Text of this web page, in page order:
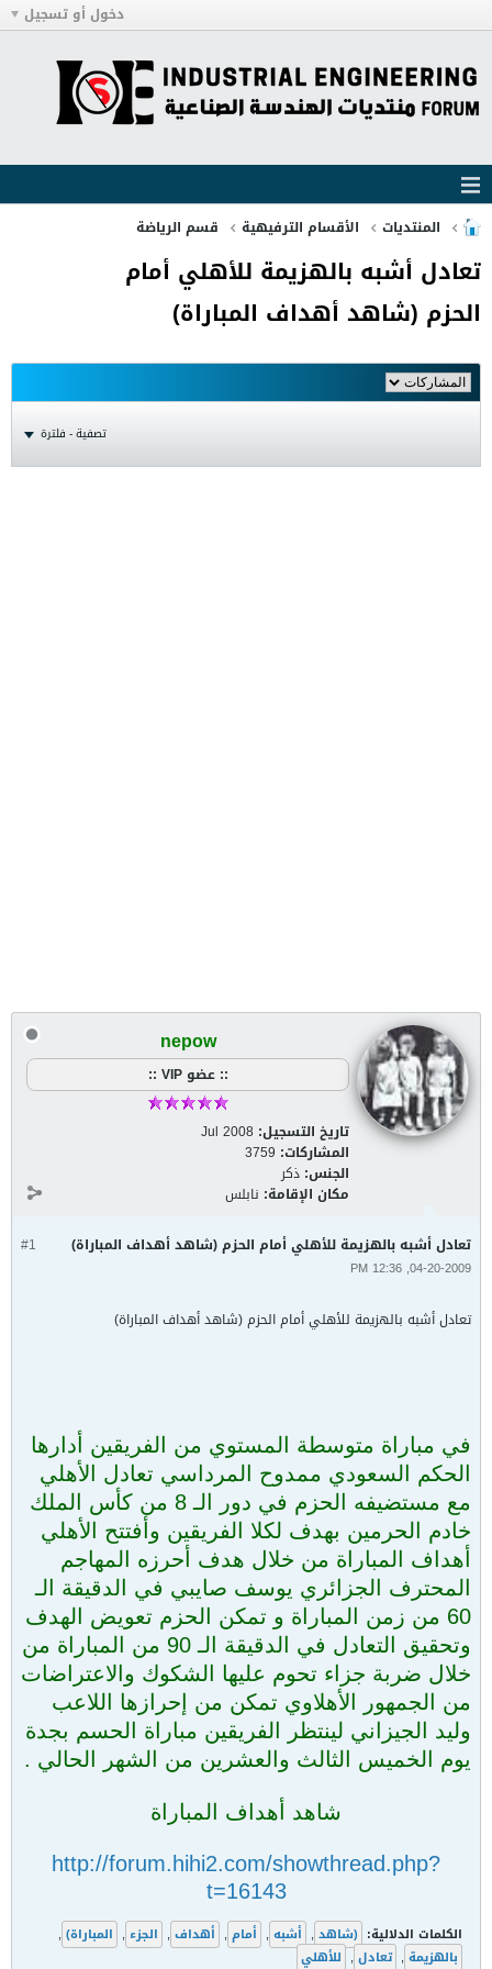
دخول أو تسجيل
المنتديات الأقسام الترفيهية قسم الرياضة
تعادل أشبه بالهزيمة للأهلي أمام
الحزم (شاهد أهداف المباراة)
تصفية - فلترة
nepow
:: عضو VIP ::
تاريخ التسجيل: Jul 2008
المشاركات: 3759
الجنس: ذكر
مكان الإقامة: نابلس
#1 تعادل أشبه بالهزيمة للأهلي أمام الحزم (شاهد أهداف المباراة)
04-20-2009, 12:36 PM
تعادل أشبه بالهزيمة للأهلي أمام الحزم (شاهد أهداف المباراة)
في مباراة متوسطة المستوي من الفريقين أدارها
الحكم السعودي ممدوح المرداسي تعادل الأهلي
مع مستضيفه الحزم في دور الـ 8 من كأس الملك
خادم الحرمين بهدف لكلا الفريقين وأفتتح الأهلي
أهداف المباراة من خلال هدف أحرزه المهاجم
المحترف الجزائري يوسف صايبي في الدقيقة الـ
60 من زمن المباراة و تمكن الحزم تعويض الهدف
وتحقيق التعادل في الدقيقة الـ 90 من المباراة من
خلال ضربة جزاء تحوم عليها الشكوك والاعتراضات
من الجمهور الأهلاوي تمكن من إحرازها اللاعب
وليد الجيزاني لينتظر الفريقين مباراة الحسم بجدة
يوم الخميس الثالث والعشرين من الشهر الحالي .
شاهد أهداف المباراة
http://forum.hihi2.com/showthread.php?
t=16143
الكلمات الدلالية: (شاهد , أشبه , أمام , أهداف , الجزء , المباراة) ,
بالهزيمة , تعادل , للأهلي